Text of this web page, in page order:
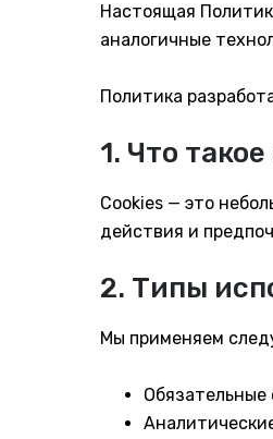
Настоящая
аналогичные
Политика
1. Что
Cookies — это
действия и
2. Типы
Мы применяем